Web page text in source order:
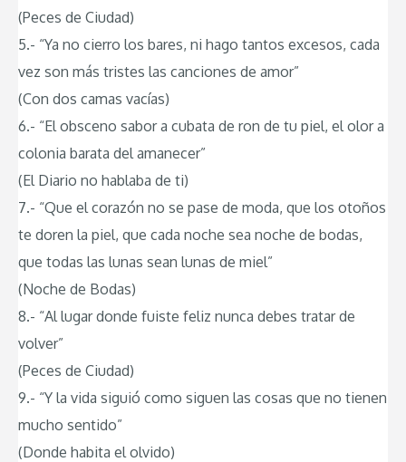
(Peces de Ciudad)
5.- “Ya no cierro los bares, ni hago tantos excesos, cada
vez son más tristes las canciones de amor”
(Con dos camas vacías)
6.- “El obsceno sabor a cubata de ron de tu piel, el olor a
colonia barata del amanecer”
(El Diario no hablaba de ti)
7.- “Que el corazón no se pase de moda, que los otoños
te doren la piel, que cada noche sea noche de bodas,
que todas las lunas sean lunas de miel”
(Noche de Bodas)
8.- “Al lugar donde fuiste feliz nunca debes tratar de
volver”
(Peces de Ciudad)
9.- “Y la vida siguió como siguen las cosas que no tienen
mucho sentido”
(Donde habita el olvido)